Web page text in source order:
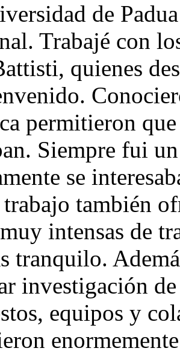
de
Trabajé con
quienes
permitieron
Siempre fui
se
también
intensas de
tranquilo.
investigación
equipos y